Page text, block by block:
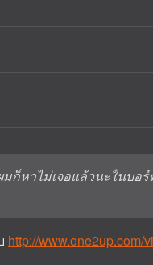
มก็หาไม่เจอแล้วนะในบอ
http://www.one2up.com/